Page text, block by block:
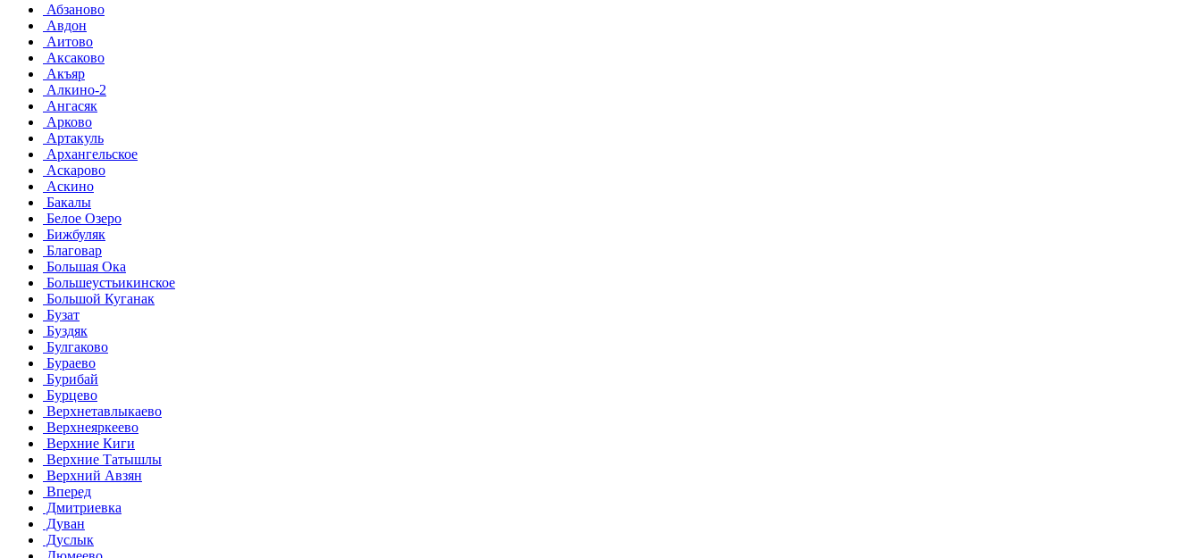
Абзаново
Авдон
Аитово
Аксаково
Акъяр
Алкино-2
Ангасяк
Арково
Артакуль
Архангельское
Аскарово
Аскино
Бакалы
Белое Озеро
Бижбуляк
Благовар
Большая Ока
Большеустьикинское
Большой Куганак
Бузат
Буздяк
Булгаково
Бураево
Бурибай
Бурцево
Верхнетавлыкаево
Верхнеяркеево
Верхние Киги
Верхние Татышлы
Верхний Авзян
Вперед
Дмитриевка
Дуван
Дуслык